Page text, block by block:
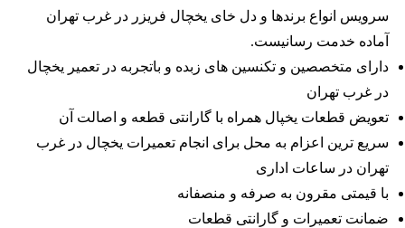
سرویس انواع برندها و دل خای یخچال فریزر در غرب تهران
آماده خدمت رسانیست.
دارای متخصصین و تکنسین های زبده و باتجربه در تعمیر یخچال
در غرب تهران
تعویض قطعات یخپال همراه با گارانتی قطعه و اصالت آن
سریع ترین اعزام به محل برای انجام تعمیرات یخچال در غرب
تهران در ساعات اداری
با قیمتی مقرون به صرفه و منصفانه
ضمانت تعمیرات و گارانتی قطعات